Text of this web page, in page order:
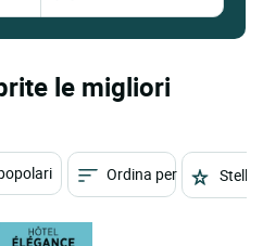
le migliori
Ordina per Stelle